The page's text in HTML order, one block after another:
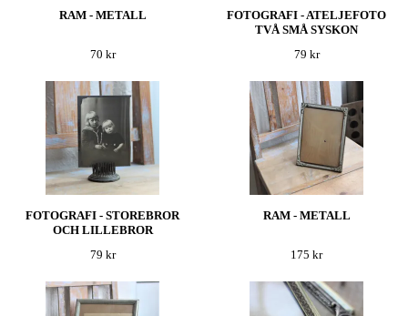
RAM - METALL
70 kr
FOTOGRAFI - ATELJEFOTO
TVÅ SMÅ SYSKON
79 kr
FOTOGRAFI - STOREBROR
OCH LILLEBROR
79 kr
RAM - METALL
175 kr